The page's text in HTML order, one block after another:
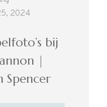
2024
bij
|
Spencer